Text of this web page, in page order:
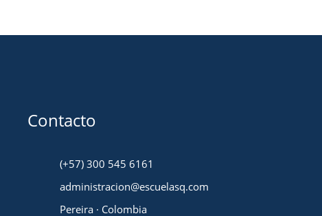
Contacto
(+57) 300 545 6161
administracion@escuelasq.com
Pereira · Colombia